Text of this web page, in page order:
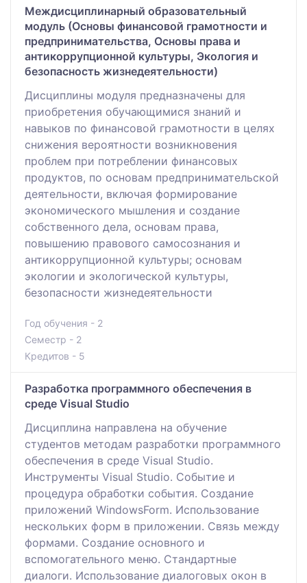
Междисциплинарный образовательный
модуль (Основы финансовой грамотности и
предпринимательства, Основы права и
антикоррупционной культуры, Экология и
безопасность жизнедеятельности)
Дисциплины модуля предназначены для
приобретения обучающимися знаний и
навыков по финансовой грамотности в целях
снижения вероятности возникновения
проблем при потреблении финансовых
продуктов, по основам предпринимательской
деятельности, включая формирование
экономического мышления и создание
собственного дела, основам права,
повышению правового самосознания и
антикоррупционной культуры; основам
экологии и экологической культуры,
безопасности жизнедеятельности
Год обучения - 2
Семестр - 2
Кредитов - 5
Разработка программного обеспечения в
среде Visual Studio
Дисциплина направлена на обучение
студентов методам разработки программного
обеспечения в среде Visual Studio.
Инструменты Visual Studio. Событие и
процедура обработки события. Создание
приложений WindowsForm. Использование
нескольких форм в приложении. Связь между
формами. Создание основного и
вспомогательного меню. Стандартные
диалоги. Использование диалоговых окон в